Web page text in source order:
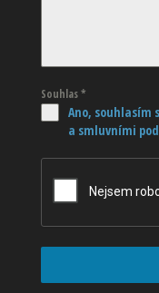
Souhlas*
Ano, souhlasím
a smluvními